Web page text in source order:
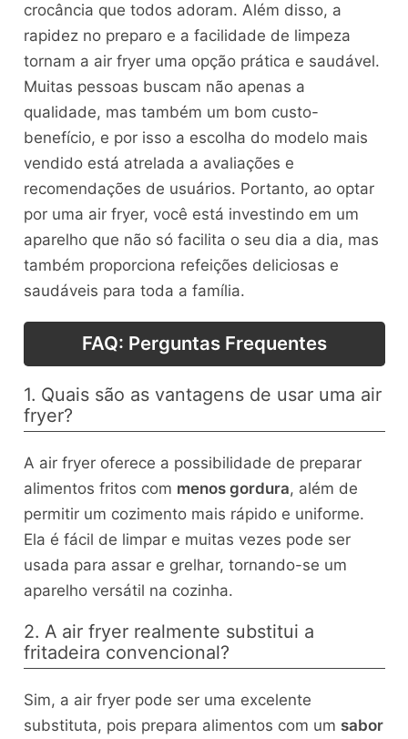
crocância que todos adoram. Além disso, a
rapidez no preparo e a facilidade de limpeza
tornam a air fryer uma opção prática e saudável.
Muitas pessoas buscam não apenas a
qualidade, mas também um bom custo-
benefício, e por isso a escolha do modelo mais
vendido está atrelada a avaliações e
recomendações de usuários. Portanto, ao optar
por uma air fryer, você está investindo em um
aparelho que não só facilita o seu dia a dia, mas
também proporciona refeições deliciosas e
saudáveis para toda a família.
FAQ: Perguntas Frequentes
1. Quais são as vantagens de usar uma air
fryer?
A air fryer oferece a possibilidade de preparar
alimentos fritos com menos gordura, além de
permitir um cozimento mais rápido e uniforme.
Ela é fácil de limpar e muitas vezes pode ser
usada para assar e grelhar, tornando-se um
aparelho versátil na cozinha.
2. A air fryer realmente substitui a
fritadeira convencional?
Sim, a air fryer pode ser uma excelente
substituta, pois prepara alimentos com um sabor